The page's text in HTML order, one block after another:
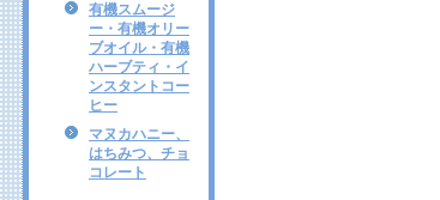
有機スムージ
ー・有機オリー
ブオイル・有機
ハーブティ・イ
ンスタントコー
ヒー
マヌカハニー、
はちみつ、チョ
コレート